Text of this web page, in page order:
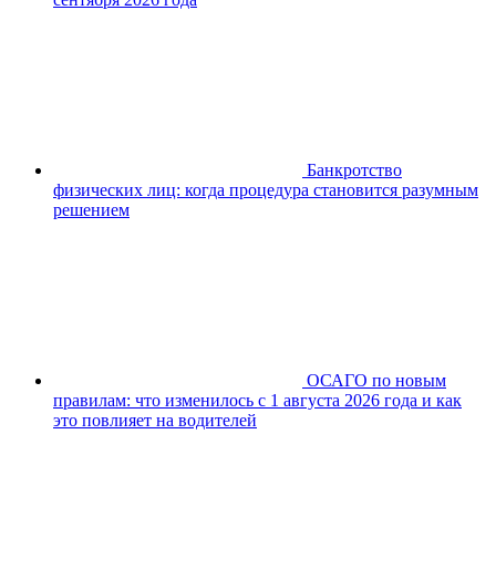
Банкротство
физических лиц: когда процедура становится разумным
решением
ОСАГО по новым
правилам: что изменилось с 1 августа 2026 года и как
это повлияет на водителей